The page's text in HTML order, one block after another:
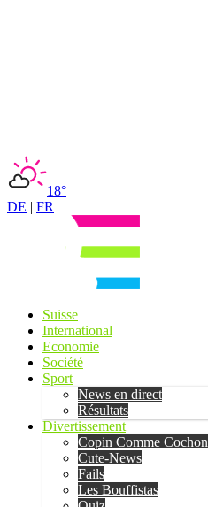
18°
DE | FR
Suisse
International
Economie
Société
Sport
News en direct
Résultats
Divertissement
Copin Comme Cochon
Cute-News
Fails
Les Bouffistas